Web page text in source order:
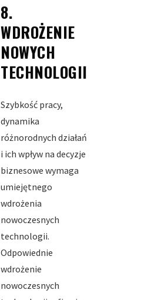
8.
WDROŻENIE
NOWYCH
TECHNOLOGII
Szybkość pracy,
dynamika
różnorodnych działań
i ich wpływ na decyzje
biznesowe wymaga
umiejętnego
wdrożenia
nowoczesnych
technologii.
Odpowiednie
wdrożenie
nowoczesnych